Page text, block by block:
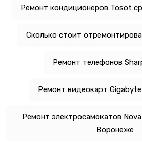
Ремонт кондиционеров Tosot
Сколько стоит
Ремонт телефонов
Ремонт видеокарт
Ремонт электросамокатов
Воронеже